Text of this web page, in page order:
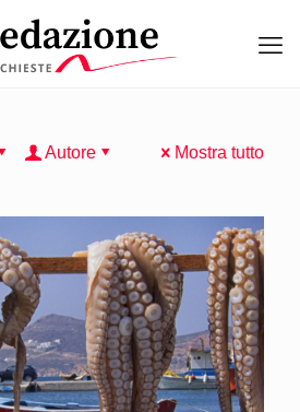
Autore Mostra tutto